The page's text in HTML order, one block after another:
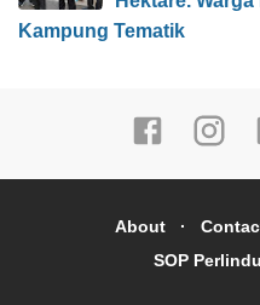
Kampung Tematik
About
SOP